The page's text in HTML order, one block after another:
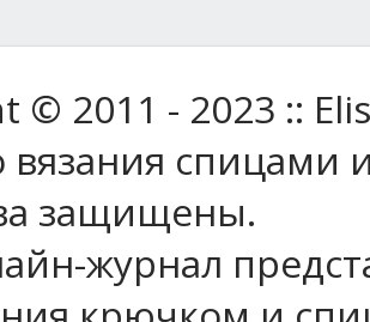
© 2011 - 2023 ::
вязания спицами
защищены.
журнал